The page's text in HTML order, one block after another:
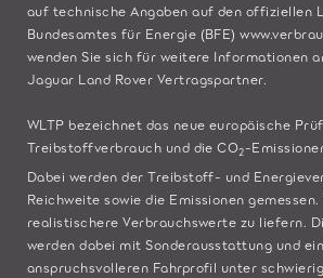
auf technische Angaben auf den offiziellen
Bundesamtes für Energie (BFE)
wenden Sie sich für weitere Informationen
Jaguar Land Rover Vertragspartner.
WLTP bezeichnet das neue europäische
Treibstoffverbrauch und die CO2-
Dabei werden der Treibstoff- und
Reichweite sowie die Emissionen gemessen.
realistischere Verbrauchswerte zu liefern.
werden dabei mit Sonderausstattung und
anspruchsvolleren Fahrprofil unter